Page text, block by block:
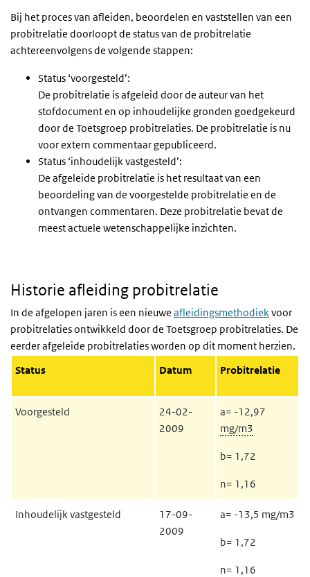
Bij het proces van afleiden, beoordelen en vaststellen van een
probitrelatie doorloopt de status van de probitrelatie
achtereenvolgens de volgende stappen:
Status ‘voorgesteld’:
De probitrelatie is afgeleid door de auteur van het
stofdocument en op inhoudelijke gronden goedgekeurd
door de Toetsgroep probitrelaties. De probitrelatie is nu
voor extern commentaar gepubliceerd.
Status ‘inhoudelijk vastgesteld’:
De afgeleide probitrelatie is het resultaat van een
beoordeling van de voorgestelde probitrelatie en de
ontvangen commentaren. Deze probitrelatie bevat de
meest actuele wetenschappelijke inzichten.
Historie afleiding probitrelatie
In de afgelopen jaren is een nieuwe afleidingsmethodiekvoor
probitrelaties ontwikkeld door de Toetsgroep probitrelaties. De
eerder afgeleide probitrelaties worden op dit moment herzien.
Status
Datum Probitrelatie
Voorgesteld
24-02-
2009
a= -12,97
mg/m3
b= 1,72
n= 1,16
Inhoudelijk vastgesteld
17-09-
2009
a= -13,5 mg/m3
b= 1,72
n= 1,16